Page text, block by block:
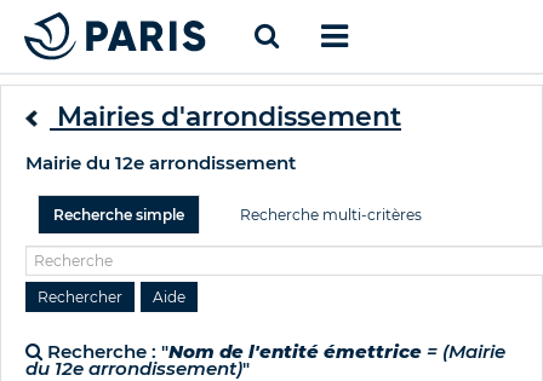
Mairies d'arrondissement
Mairie du 12e arrondissement
Recherche simple Recherche multi-critères
Recherche : "Nom de l'entité émettrice = (Mairie
du 12e arrondissement)"